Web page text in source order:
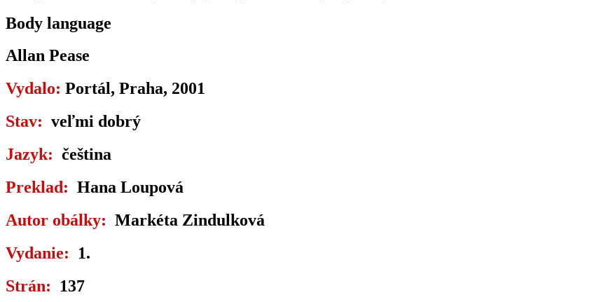
Body language
Allan Pease
Vydalo: Portál, Praha, 2001
Stav: veľmi dobrý
Jazyk: čeština
Preklad: Hana Loupová
Autor obálky: Markéta Zindulková
Vydanie: 1.
Strán: 137